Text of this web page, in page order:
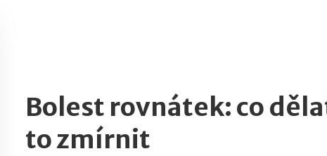
Bolest rovnátek: co
to zmírnit